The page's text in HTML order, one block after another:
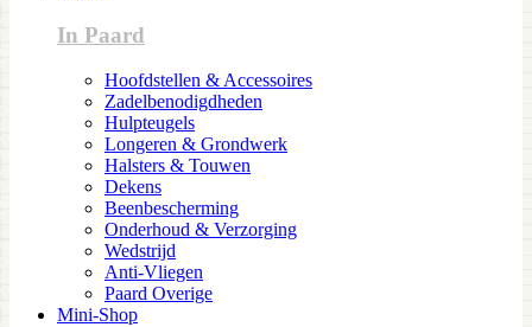
In Paard
Hoofdstellen & Accessoires
Zadelbenodigdheden
Hulpteugels
Longeren & Grondwerk
Halsters & Touwen
Dekens
Beenbescherming
Onderhoud & Verzorging
Wedstrijd
Anti-Vliegen
Paard Overige
Mini-Shop